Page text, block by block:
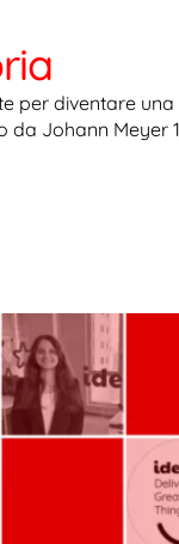
per diventare
Johann Meyer